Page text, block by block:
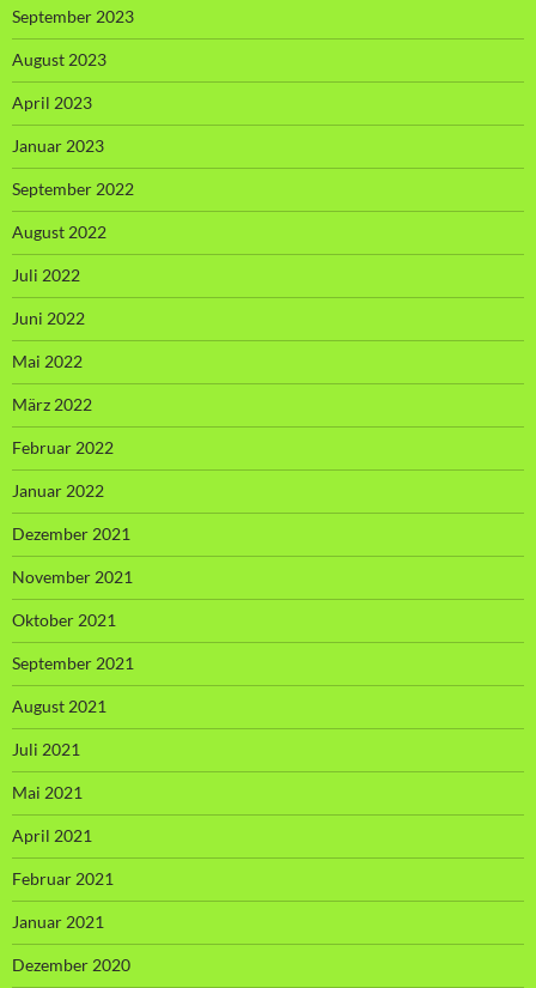
September 2023
August 2023
April 2023
Januar 2023
September 2022
August 2022
Juli 2022
Juni 2022
Mai 2022
März 2022
Februar 2022
Januar 2022
Dezember 2021
November 2021
Oktober 2021
September 2021
August 2021
Juli 2021
Mai 2021
April 2021
Februar 2021
Januar 2021
Dezember 2020